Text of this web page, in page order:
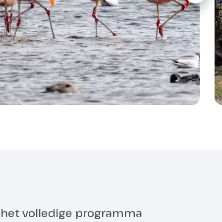
volledige programma
hybride bike of een e-bike.
Die nemen we je dan ook graag uit